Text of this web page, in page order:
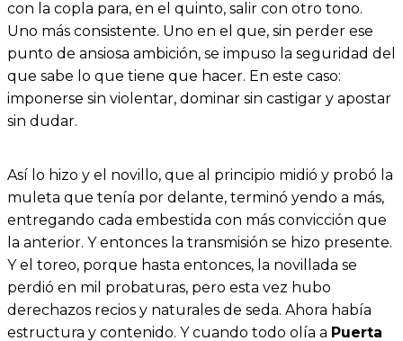
con la copla para, en el quinto, salir con otro tono.
Uno más consistente. Uno en el que, sin perder ese
punto de ansiosa ambición, se impuso la seguridad del
que sabe lo que tiene que hacer. En este caso:
imponerse sin violentar, dominar sin castigar y apostar
sin dudar.
Así lo hizo y el novillo, que al principio midió y probó la
muleta que tenía por delante, terminó yendo a más,
entregando cada embestida con más convicción que
la anterior. Y entonces la transmisión se hizo presente.
Y el toreo, porque hasta entonces, la novillada se
perdió en mil probaturas, pero esta vez hubo
derechazos recios y naturales de seda. Ahora había
estructura y contenido. Y cuando todo olía a Puerta